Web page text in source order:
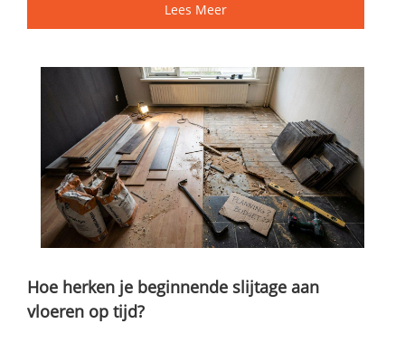
Lees Meer
Hoe herken je beginnende slijtage aan
vloeren op tijd?